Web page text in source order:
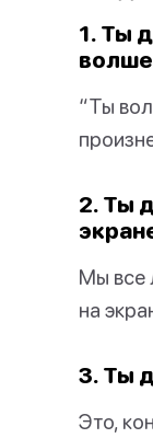
1. Ты
“Ты
2. Ты
Мы все
на
3. Ты
Это,